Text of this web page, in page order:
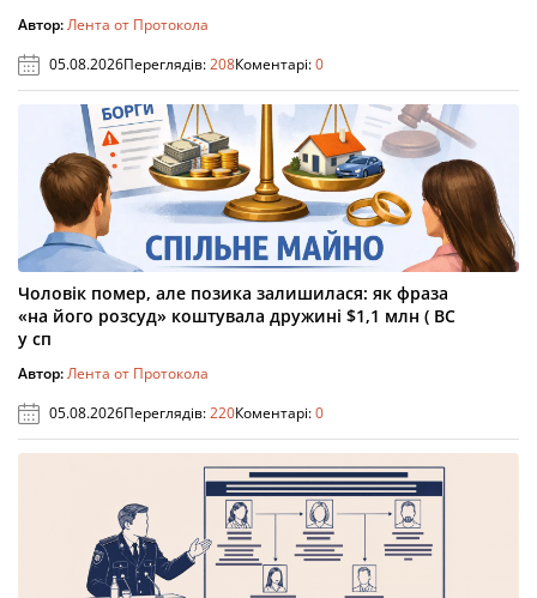
Автор:Лента от Протокола
05.08.2026Переглядів:208Коментарі:0
Чоловік помер, але позика залишилася: як фраза
«на його розсуд» коштувала дружині $1,1 млн ( ВС
у сп
Автор:Лента от Протокола
05.08.2026Переглядів:220Коментарі:0